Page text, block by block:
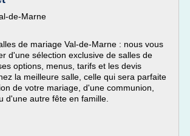
de-Marne
de mariage Val-de-Marne : nous vous
d'une sélection exclusive de salles de
options, menus, tarifs et les devis
la meilleure salle, celle qui sera parfaite
de votre mariage, d'une communion,
d'une autre fête en famille.